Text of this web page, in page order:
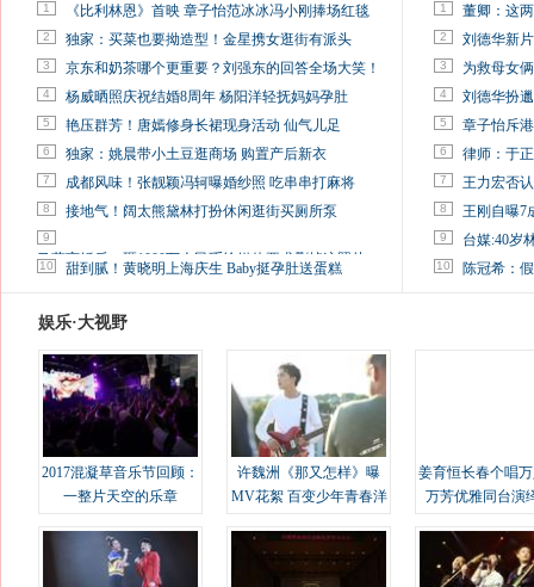
1 《比利林恩》首映 章子怡范冰冰冯小刚捧场红毯
2 独家：买菜也要拗造型！金星携女逛街有派头
3 京东和奶茶哪个更重要？刘强东的回答全场大笑！
4 杨威晒照庆祝结婚8周年 杨阳洋轻抚妈妈孕肚
5 艳压群芳！唐嫣修身长裙现身活动 仙气儿足
6 独家：姚晨带小土豆逛商场 购置产后新衣
7 成都风味！张靓颖冯轲曝婚纱照 吃串串打麻将
8 接地气！阔太熊黛林打扮休闲逛街买厕所泵
9
马蓉离婚后，砸1000万人民币给媒体要求删掉这照片
10 甜到腻！黄晓明上海庆生 Baby挺孕肚送蛋糕
1 董卿：这
2 刘德华新
3 为救母女
4 刘德华扮
5 章子怡斥
6 律师：于
7 王力宏否
8 王刚自曝7
9 台媒:40岁
10 陈冠希：
娱乐·大视野
2017混凝草音乐节回顾：
一整片天空的乐章
许魏洲《那又怎样》曝
MV花絮 百变少年青春洋
姜育恒长春个唱
万芳优雅同台演